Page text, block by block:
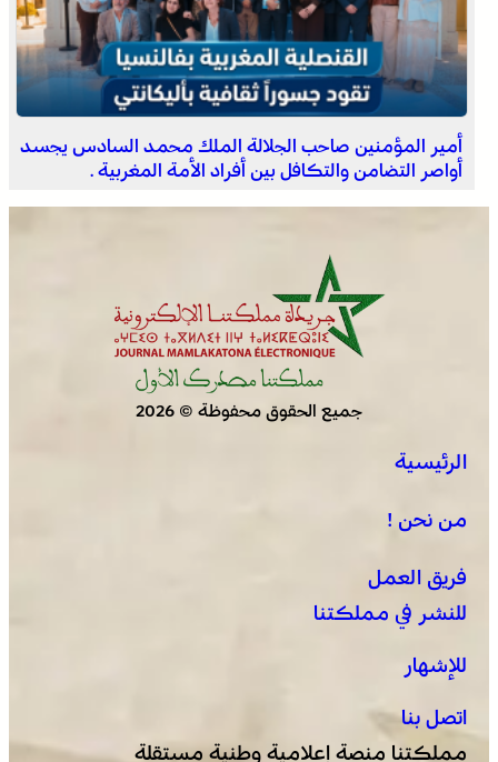
العثور على جثة مقطعة الأطراف داخل عشة بمنطقة منابع
بوزملان والتحقيقات متواصلة لكشف ملابسات الجريمة
أمير المؤمنين صاحب الجلالة الملك محمد السادس يجسد
أواصر التضامن والتكافل بين أفراد الأمة المغربية .
جميع الحقوق محفوظة © 2026
الرئيسية
من نحن !
فريق العمل
للنشر في مملكتنا
للإشهار
اتصل بنا
مملكتنا منصة إعلامية وطنية مستقلة